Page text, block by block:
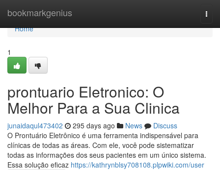
bookmarkgenius
Home
Home
1
prontuario Eletronico: O
Melhor Para a Sua Clinica
junaidaqul473402 295 days ago News
Discuss
O Prontuário Eletrônico é uma ferramenta indispensável para
clínicas de todas as áreas. Com ele, você pode sistematizar
todas as informações dos seus pacientes em um único sistema.
Essa solução eficaz https://kathrynblsy708108.plpwiki.com/user